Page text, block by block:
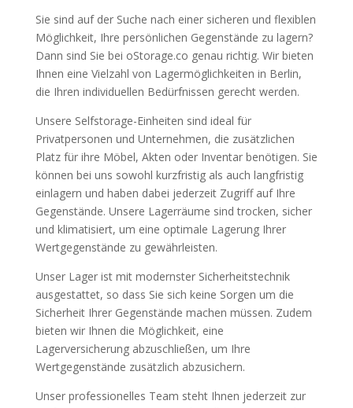
Sie sind auf der Suche nach einer sicheren und flexiblen
Möglichkeit, Ihre persönlichen Gegenstände zu lagern?
Dann sind Sie bei oStorage.co genau richtig. Wir bieten
Ihnen eine Vielzahl von Lagermöglichkeiten in Berlin,
die Ihren individuellen Bedürfnissen gerecht werden.
Unsere Selfstorage-Einheiten sind ideal für
Privatpersonen und Unternehmen, die zusätzlichen
Platz für ihre Möbel, Akten oder Inventar benötigen. Sie
können bei uns sowohl kurzfristig als auch langfristig
einlagern und haben dabei jederzeit Zugriff auf Ihre
Gegenstände. Unsere Lagerräume sind trocken, sicher
und klimatisiert, um eine optimale Lagerung Ihrer
Wertgegenstände zu gewährleisten.
Unser Lager ist mit modernster Sicherheitstechnik
ausgestattet, so dass Sie sich keine Sorgen um die
Sicherheit Ihrer Gegenstände machen müssen. Zudem
bieten wir Ihnen die Möglichkeit, eine
Lagerversicherung abzuschließen, um Ihre
Wertgegenstände zusätzlich abzusichern.
Unser professionelles Team steht Ihnen jederzeit zur